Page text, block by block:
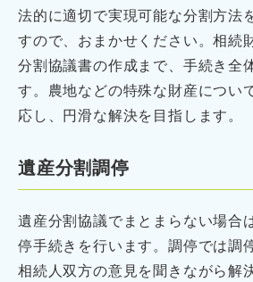
法的に適切で実現可能な分割方法
すので、おまかせください。相続
分割協議書の作成まで、手続き全
す。農地などの特殊な財産につい
応し、円滑な解決を目指します。
遺産分割調停
遺産分割協議でまとまらない場合
停手続きを行います。調停では調
相続人双方の意見を聞きながら解